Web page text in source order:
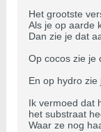
Het grootste
Als je op aarde
Dan zie je dat
Op cocos zie je
En op hydro
Ik vermoed dat
het substraat
Waar ze nog